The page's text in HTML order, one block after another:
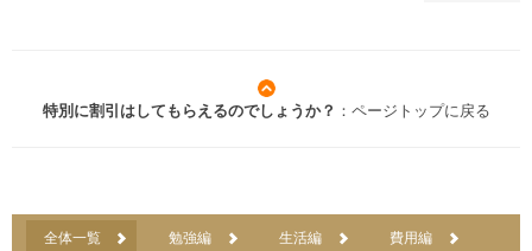
特別に割引はしてもらえるのでしょうか？ ：ページトップに戻る
全体一覧 勉強編 生活編 費用編